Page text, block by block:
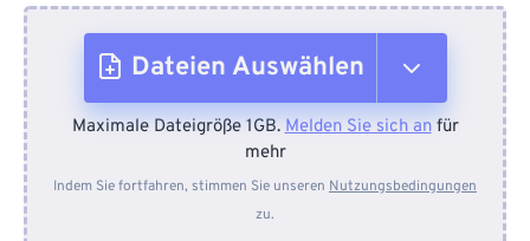
Dateien Auswählen
Vom Gerät
Von Dropbox
Maximale Dateigröße 1GB.Melden Sie sich anfür
mehr
Indem Sie fortfahren, stimmen Sie unseren Nutzungsbedingungen
zu.